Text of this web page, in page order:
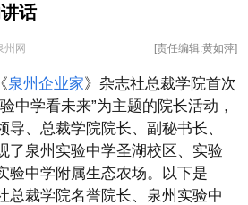
话
州网 [责任编辑:黄如萍]
泉州企业家》杂志社总裁学院首次
中学看未来”为主题的院长活动，
导、总裁学院院长、副秘书长、
了泉州实验中学圣湖校区、实验
验中学附属生态农场。以下是
总裁学院名誉院长、泉州实验中